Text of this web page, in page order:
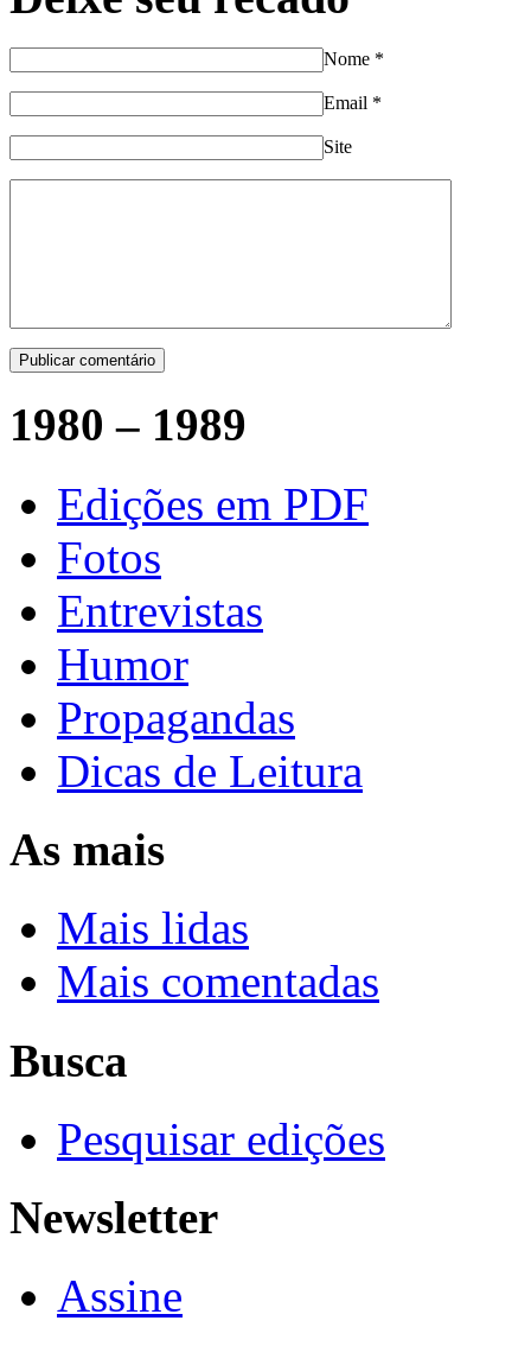
Nome *
Email *
Site
1980 – 1989
Edições em PDF
Fotos
Entrevistas
Humor
Propagandas
Dicas de Leitura
As mais
Mais lidas
Mais comentadas
Busca
Pesquisar edições
Newsletter
Assine